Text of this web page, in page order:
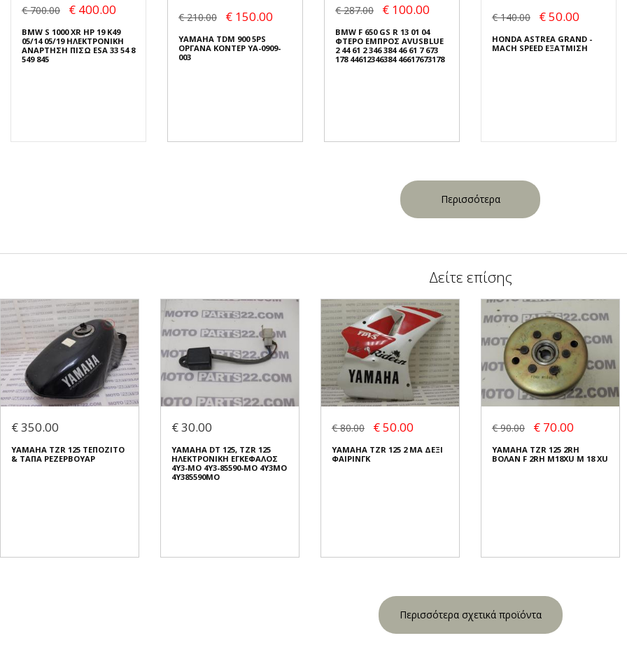
€ 700.00 € 400.00
BMW S 1000 XR HP 19 K49
05/14 05/19 ΗΛΕΚΤΡΟΝΙΚΗ
ΑΝΑΡΤΗΣΗ ΠΙΣΩ ESA 33 54 8
549 845
€ 210.00 € 150.00
YAMAHA TDM 900 5PS
ΟΡΓΑΝΑ ΚΟΝΤΕΡ YA-0909-
003
€ 287.00 € 100.00
BMW F 650 GS R 13 01 04
ΦΤΕΡΟ ΕΜΠΡΟΣ AVUSBLUE
2 44 61 2 346 384 46 61 7 673
178 44612346384 46617673178
€ 140.00 € 50.00
HONDA ASTREA GRAND -
MACH SPEED ΕΞΑΤΜΙΣΗ
Περισσότερα
Δείτε επίσης
€ 350.00
YAMAHA TZR 125 ΤΕΠΟΖΙΤΟ
& ΤΑΠΑ ΡΕΖΕΡΒΟΥΑΡ
€ 30.00
YAMAHA DT 125, TZR 125
ΗΛΕΚΤΡΟΝΙΚΗ ΕΓΚΕΦΑΛΟΣ
4Y3-MO 4Y3-85590-MO 4Y3MO
4Y385590MO
€ 80.00 € 50.00
YAMAHA TZR 125 2 MA ΔΕΞΙ
ΦΑΙΡΙΝΓΚ
€ 90.00 € 70.00
YAMAHA TZR 125 2RH
ΒΟΛΑΝ F 2RH M18XU M 18 XU
Περισσότερα σχετικά προϊόντα